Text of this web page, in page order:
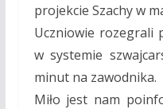
projekcie Szachy w
Uczniowie rozegrali
w systemie
minut na zawodnika.
Miło jest nam